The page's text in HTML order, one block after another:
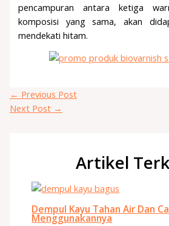
pencampuran antara ketiga
komposisi yang sama, akan
mendekati hitam.
← Previous Post
Next Post →
Artikel
Dempul Kayu Tahan Air Dan
Menggunakannya